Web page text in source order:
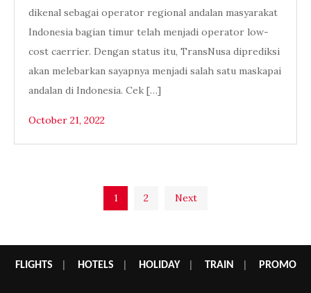
dikenal sebagai operator regional andalan masyarakat
Indonesia bagian timur telah menjadi operator low-
cost caerrier. Dengan status itu, TransNusa diprediksi
akan melebarkan sayapnya menjadi salah satu maskapai
andalan di Indonesia. Cek […]
October 21, 2022
pagination
1 2 Next
FLIGHTS HOTELS HOLIDAY| TRAIN PROMO